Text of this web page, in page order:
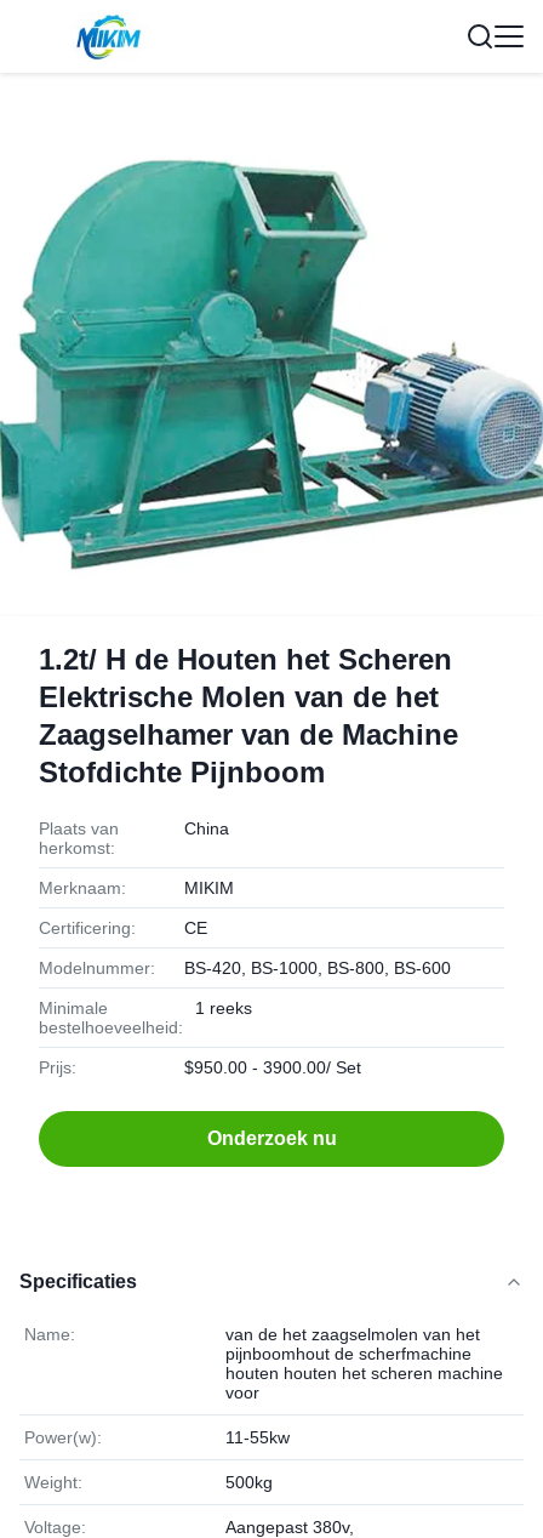
1.2t/ H de Houten het Scheren
Elektrische Molen van de het
Zaagselhamer van de Machine
Stofdichte Pijnboom
Plaats van
herkomst:
China
Merknaam: MIKIM
Certificering: CE
Modelnummer: BS-420, BS-1000, BS-800, BS-600
Minimale
bestelhoeveelheid:
1 reeks
Prijs: $950.00 - 3900.00/ Set
Onderzoek nu
Specificaties
Name:
van de het zaagselmolen van het
pijnboomhout de scherfmachine
houten houten het scheren machine
voor
Power(w): 11-55kw
Weight: 500kg
Voltage: Aangepast 380v,